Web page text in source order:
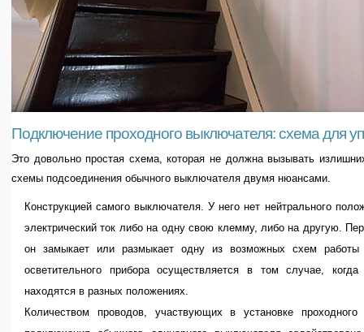
Подключение проходного выключателя: схема для
Это довольно простая схема, которая не должна вызывать
схемы подсоединения обычного выключателя двумя нюансами.
Конструкцией самого выключателя. У него нет нейтрального
электрический ток либо на одну свою клемму, либо на другую.
он замыкает или размыкает одну из возможных схем
осветительного прибора осуществляется в том случае,
находятся в разных положениях.
Количеством проводов, участвующих в установке